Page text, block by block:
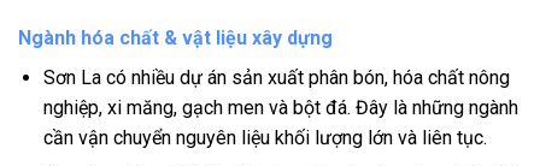
Ngành hóa chất & vật liệu xây dựng
Sơn La có nhiều dự án sản xuất phân bón, hóa chất nông
nghiệp, xi măng, gạch men và bột đá. Đây là những ngành
cần vận chuyển nguyên liệu khối lượng lớn và liên tục.